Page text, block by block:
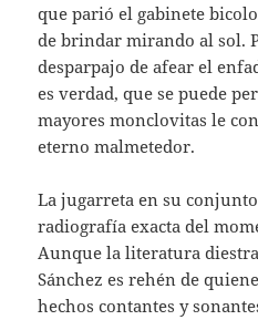
que parió el gabinete
de brindar mirando al sol.
desparpajo de afear el
es verdad, que se puede
mayores monclovitas le
eterno malmetedor.
La jugarreta en su
radiografía exacta del
Aunque la literatura
Sánchez es rehén de
hechos contantes y